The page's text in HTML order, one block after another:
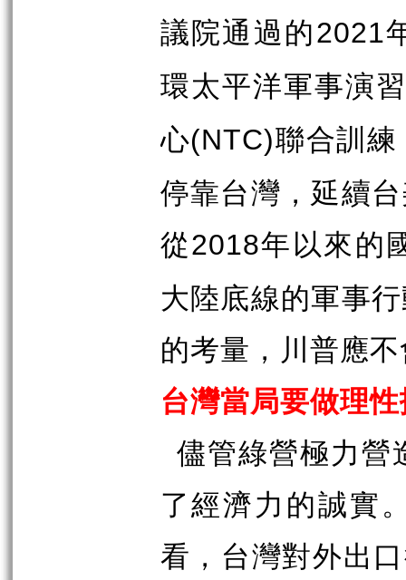
議院通過的2021
環太平洋軍事演
心(NTC)聯合訓
停靠台灣，延續
從2018年以來的
大陸底線的軍事
的考量，川普應
台灣當局要做理
儘管綠營極力營
了經濟力的誠實
看，台灣對外出